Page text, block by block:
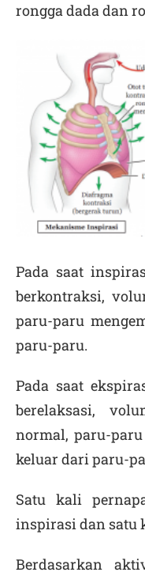
rongga dada dan
Pada saat
berkontraksi,
paru-paru
paru-paru.
Pada saat
berelaksasi,
normal, paru-
keluar dari paru-
Satu kali
inspirasi dan satu
Berdasarkan